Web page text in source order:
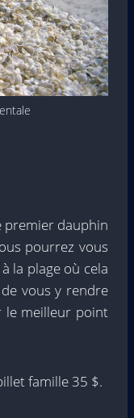
dauphin
pourrez vous
la plage où cela
vous y rendre
le meilleur point
famille 35 $.